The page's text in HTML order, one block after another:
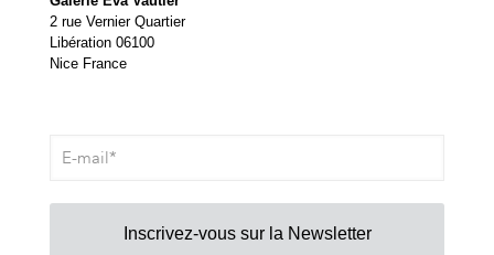
2 rue Vernier Quartier
Libération 06100
Nice France
Inscrivez-vous sur la Newsletter